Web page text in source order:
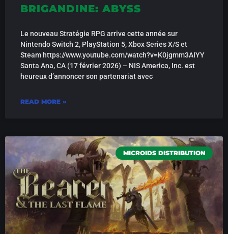
BRIGANDINE: ABYSS
Le nouveau Stratégie RPG arrive cette année sur
Nintendo Switch 2, PlayStation 5, Xbox Series X/S et
Steam https://www.youtube.com/watch?v=K0jgmm3AIYY
Santa Ana, CA (17 février 2026) – NIS America, Inc. est
heureux d’annoncer son partenariat avec
READ MORE »
MICROIDS DISTRIBUTION